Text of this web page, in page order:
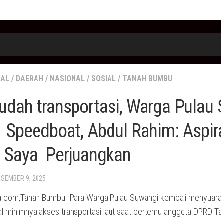
/ DAERAH / NASIONAL / SOSIAL / TANAH BUMBU
transportasi, Warga Pulau
Abdul Rahim:
Saya Perjuangkan
9, 2025
Bumbu- Para Warga Pulau Suwangi kembali
minimnya akses transportasi laut saat bertemu anggota DPRD